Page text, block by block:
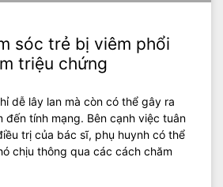
sóc trẻ bị viêm phổi
triệu chứng
dễ lây lan mà còn có thể gây ra
đến tính mạng. Bên cạnh việc tuân
trị của bác sĩ, phụ huynh có thể
chịu thông qua các cách chăm